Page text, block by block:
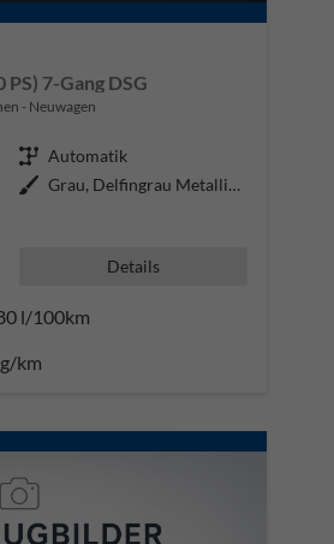
7-Gang DSG
Neuwagen
Getriebe Automatik
Außenfarbe
Grau, Delfingrau Metallic (B0)
Details
l/100km
km